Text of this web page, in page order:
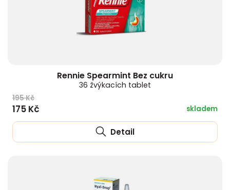
Rennie Spearmint Bez cukru
36 žvýkacích tablet
195 Kč
175 Kč skladem
Detail